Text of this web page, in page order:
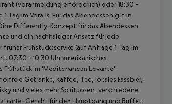
(Voranmeldung erforderlich) oder18:30 -
Tag im Voraus. Für das Abendessen gilt in
Differently-Konzept für das Abendessen
und ein nachhaltiger Ansatz für jede
Frühstücksservice (auf Anfrage 1 Tag im
07:30 - 10:30 Uhr amerikanisches
Frühstück im 'Mediterranean Levante'
Getränke, Kaffee, Tee, lokales Fassbier,
und vieles mehr Spirituosen, verschiedene
carte-Gericht für den Hauptgang und Buffet